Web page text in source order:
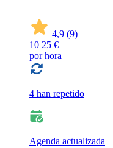
4,9 (9)
10 25 €
por hora
4 han repetido
Agenda actualizada